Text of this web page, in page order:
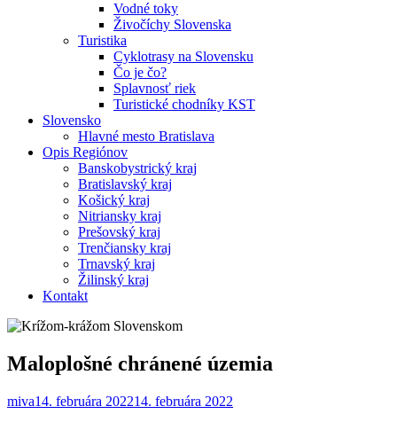
Vodné toky
Živočíchy Slovenska
Turistika
Cyklotrasy na Slovensku
Čo je čo?
Splavnosť riek
Turistické chodníky KST
Slovensko
Hlavné mesto Bratislava
Opis Regiónov
Banskobystrický kraj
Bratislavský kraj
Košický kraj
Nitriansky kraj
Prešovský kraj
Trenčiansky kraj
Trnavský kraj
Žilinský kraj
Kontakt
Maloplošné chránené územia
miva14. februára 202214. februára 2022